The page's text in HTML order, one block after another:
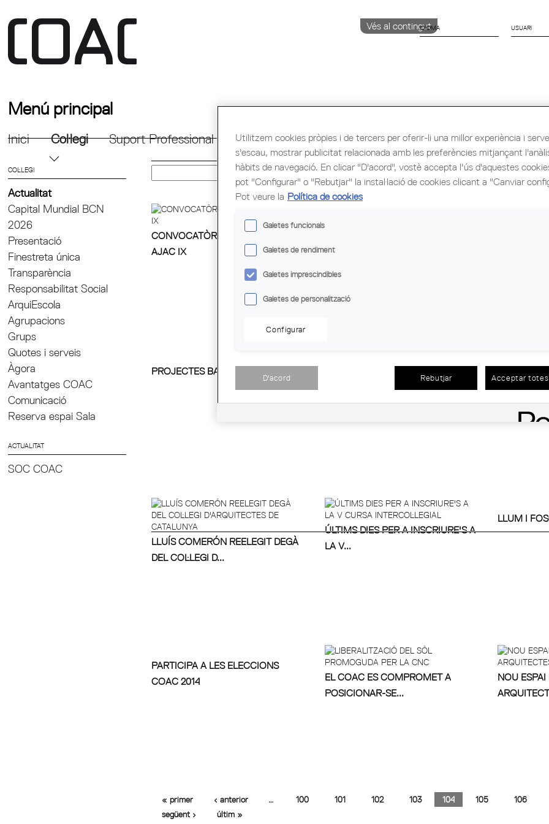
Vés al contingut
IDIOMA
Menú principal
Inici Col·legi Suport Professional Formació i Ocupació Cultura Congrés Mundial
COL·LEGI
Actualitat
Capital Mundial BCN
2026
Presentació
Finestreta única
Transparència
Responsabilitat Social
ArquiEscola
Agrupacions
Grups
Quotes i serveis
Àgora
Avantatges COAC
Comunicació
Reserva espai Sala
ACTUALITAT
SOC COAC
CONVOCATÒRIA DELS PREMIS
AJAC IX
OBERTURA DE LEMES I
CURSOS
PROJECTES BARRACA D'HORTA
I SIMPOSI INTERNACIONAL:
CÀRITAS I EL
LLUÍS COMERÓN REELEGIT DEGÀ
DEL COL·LEGI D...
ÚLTIMS DIES PER A INSCRIURE'S A
LA V...
LLUM I
PARTICIPA A LES ELECCIONS
COAC 2014
EL COAC ES COMPROMET A
POSICIONAR-SE...
NOU
« primer ‹ anterior … 100 101 102 103 104 105 106
següent ›
últim »
Utilitzem cookies pròpies i de tercers per oferir-li una millor experiència i
s'escau, mostrar publicitat relacionada amb les preferències mitjançant
hàbits de navegació. En clicar "D'acord", vostè accepta l'ús d'aquestes
pot "Configurar" o "Rebutjar" la instal·lació de cookies clicant a "Canviar
Pot veure la Política de cookies
Galetes funcionals
Galetes de rendiment
Galetes imprescindibles
Galetes de personalització
Configurar
D'acord Rebutjar Acceptar